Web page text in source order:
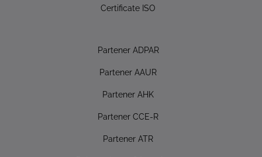
Certificate ISO
Partener ADPAR
Partener AAUR
Partener AHK
Partener CCE-R
Partener ATR